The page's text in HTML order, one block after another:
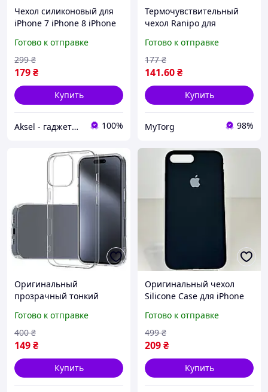
Чехол силиконовый для
iPhone 7 iPhone 8 iPhone
микрофиброй, разные
цвета
Готово к отправке
179₴
299 ₴
Купить
Aksel - гаджети та мобільні аксесуари 100%
Термочувствительный
чехол Ranipo для
Красный
Готово к отправке
141.60₴
177 ₴
Купить
MyTorg 98%
Оригинальный
прозрачный тонкий
Готово к отправке
149₴
400 ₴
Купить
Оригинальный чехол
Silicone Case для iPhone
Готово к отправке
209₴
499 ₴
Купить